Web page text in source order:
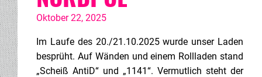
Oktober 22, 2025
Im Laufe des 20./21.10.2025 wurde unser Laden
besprüht. Auf Wänden und einem Rollladen stand
„Scheiß AntiD“ und „1141“. Vermutlich steht der